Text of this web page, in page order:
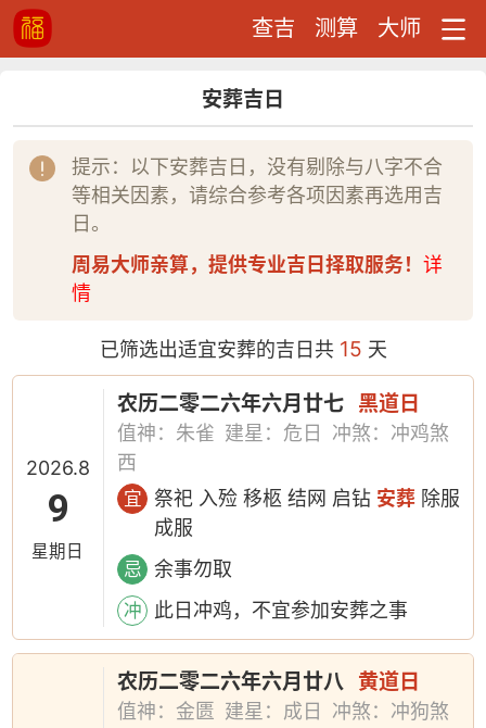
查吉 测算 大师
安葬吉日
提示：以下安葬吉日，没有剔除与八字不合
等相关因素，请综合参考各项因素再选用吉
日。
周易大师亲算，提供专业吉日择取服务！ 详
情
已筛选出适宜安葬的吉日共15 天
2026.8
9
星期日
农历二零二六年六月廿七 黑道日
值神：朱雀 建星：危日
冲煞：冲鸡煞
西
宜 祭祀 入殓 移柩 结网 启钻 安葬 除服
成服
忌 余事勿取
冲 此日冲鸡，不宜参加安葬之事
农历二零二六年六月廿八 黄道日
值神：金匮 建星：成日
冲煞：冲狗煞